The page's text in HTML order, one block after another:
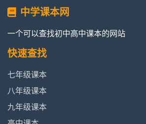
中学课本网
一个可以查找初中高中课本的网站
快速查找
七年级课本
八年级课本
九年级课本